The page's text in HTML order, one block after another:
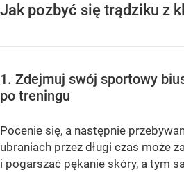
Jak pozbyć się trądziku z
1. Zdejmuj swój sportowy
po treningu
Pocenie się, a następnie
ubraniach przez długi czas może
i pogarszać pękanie skóry, a tym